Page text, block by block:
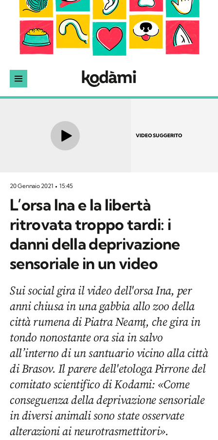
VIDEO SUGGERITO
20 Gennaio 2021 15:45
L’orsa Ina e la libertà
ritrovata troppo tardi: i
danni della deprivazione
sensoriale in un video
Sui social gira il video dell'orsa Ina, per
anni chiusa in una gabbia allo zoo della
città rumena di Piatra Neamț, che gira in
tondo nonostante ora sia in salvo
all’interno di un santuario vicino alla città
di Brasov. Il parere dell'etologa Pirrone del
comitato scientifico di Kodami: «Come
conseguenza della deprivazione sensoriale
in diversi animali sono state osservate
alterazioni ai neurotrasmettitori».